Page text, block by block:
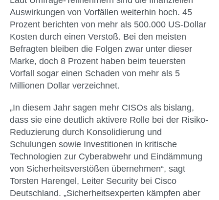
Auswirkungen von Vorfällen weiterhin hoch. 45
Prozent berichten von mehr als 500.000 US-Dollar
Kosten durch einen Verstoß. Bei den meisten
Befragten bleiben die Folgen zwar unter dieser
Marke, doch 8 Prozent haben beim teuersten
Vorfall sogar einen Schaden von mehr als 5
Millionen Dollar verzeichnet.
„In diesem Jahr sagen mehr CISOs als bislang,
dass sie eine deutlich aktivere Rolle bei der Risiko-
Reduzierung durch Konsolidierung und
Schulungen sowie Investitionen in kritische
Technologien zur Cyberabwehr und Eindämmung
von Sicherheitsverstößen übernehmen“, sagt
Torsten Harengel, Leiter Security bei Cisco
Deutschland. „Sicherheitsexperten kämpfen aber